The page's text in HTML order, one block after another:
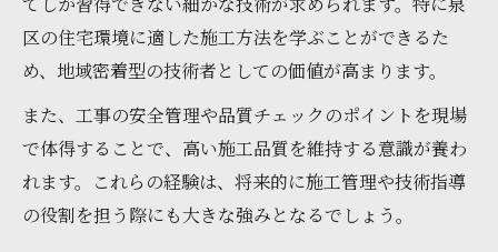
区の住宅環境に適した施工方法を学ぶことができるた
め、地域密着型の技術者としての価値が高まります。
また、工事の安全管理や品質チェックのポイントを現場
で体得することで、高い施工品質を維持する意識が養わ
れます。これらの経験は、将来的に施工管理や技術指導
の役割を担う際にも大きな強みとなるでしょう。